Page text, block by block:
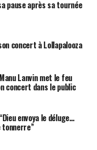
pause après sa tournée
concert à Lollapalooza
Lanvin met le feu
concert dans le public
envoya le déluge…